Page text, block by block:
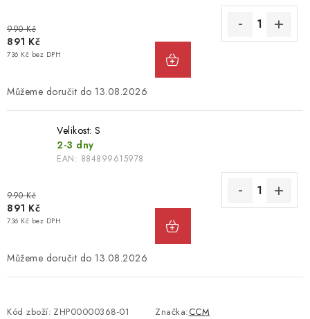
990 Kč
891 Kč
736 Kč bez DPH
13.08.2026
Velikost: ​​S
2-3 dny
EAN: 884899615978
990 Kč
891 Kč
736 Kč bez DPH
13.08.2026
Kód zboží: ZHP00000368-01 Značka:CCM